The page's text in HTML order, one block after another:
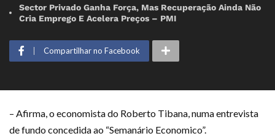
Sector Privado Ganha Força, Mas Recuperação Ainda Não
Cria Emprego E Acelera Preços – PMI
Compartilhar no Facebook
– Afirma, o economista do Roberto Tibana, numa entrevista
de fundo concedida ao “Semanário Economico”.